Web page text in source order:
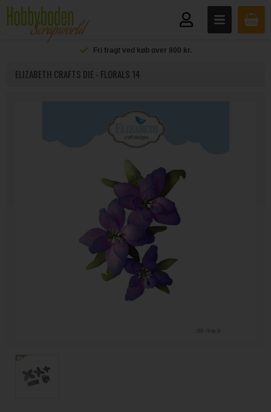
Fri fragt ved køb over 800 kr.
ELIZABETH CRAFTS DIE - FLORALS 14